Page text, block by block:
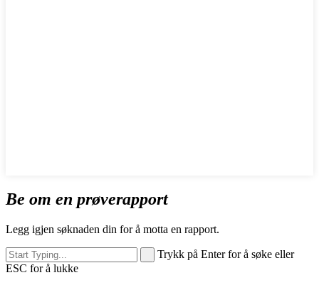
Be om en prøverapport
Legg igjen søknaden din for å motta en rapport.
Trykk på Enter for å søke eller
ESC for å lukke